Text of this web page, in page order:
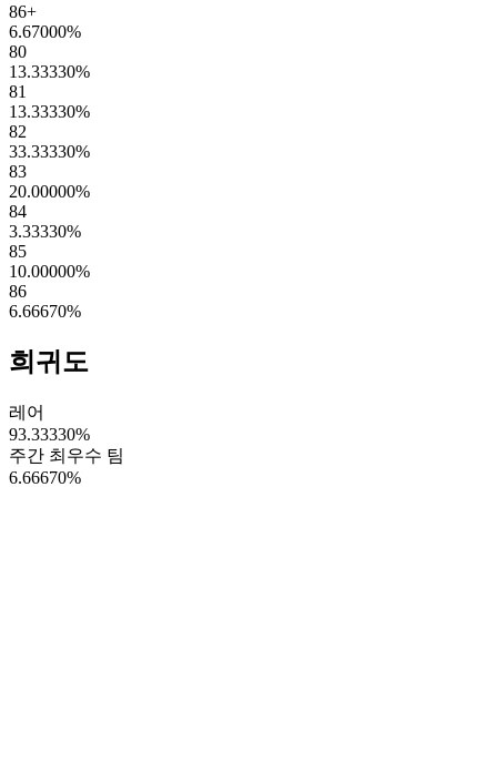
86+
6.67000%
80
13.33330%
81
13.33330%
82
33.33330%
83
20.00000%
84
3.33330%
85
10.00000%
86
6.66670%
희귀도
레어
93.33330%
주간 최우수 팀
6.66670%